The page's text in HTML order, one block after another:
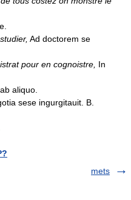
Ad doctorem se
pour en cognoistre, In
aliquo.
sese ingurgitauit. B.
mets